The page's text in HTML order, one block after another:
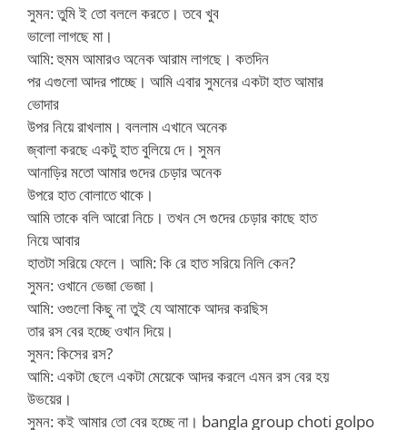
সুমন: তুমি ই তো বললে করতে। তবে খুব
ভালো লাগছে মা।
আমি: হুমম আমারও অনেক আরাম লাগছে। কতদিন
পর এগুলো আদর পাচ্ছে। আমি এবার সুমনের একটা হাত আমার
ভোদার
উপর নিয়ে রাখলাম। বললাম এখানে অনেক
জ্বালা করছে একটু হাত বুলিয়ে দে। সুমন
আনাড়ির মতো আমার গুদের চেড়ার অনেক
উপরে হাত বোলাতে থাকে।
আমি তাকে বলি আরো নিচে। তখন সে গুদের চেড়ার কাছে হাত
নিয়ে আবার
হাতটা সরিয়ে ফেলে। আমি: কি রে হাত সরিয়ে নিলি কেন?
সুমন: ওখানে ভেজা ভেজা।
আমি: ওগুলো কিছু না তুই যে আমাকে আদর করছিস
তার রস বের হচ্ছে ওখান দিয়ে।
সুমন: কিসের রস?
আমি: একটা ছেলে একটা মেয়েকে আদর করলে এমন রস বের হয়
উভয়ের।
সুমন: কই আমার তো বের হচ্ছে না। bangla group choti golpo